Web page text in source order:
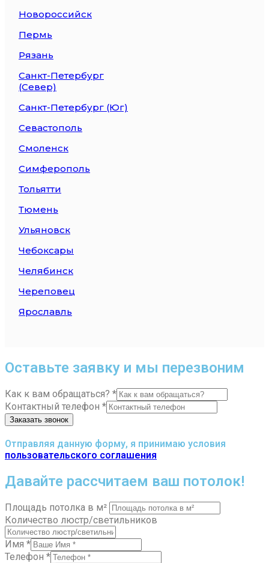
Новороссийск
Пермь
Рязань
Санкт-Петербург
(Север)
Санкт-Петербург (Юг)
Севастополь
Смоленск
Симферополь
Тольятти
Тюмень
Ульяновск
Чебоксары
Челябинск
Череповец
Ярославль
Оставьте заявку и мы перезвоним
Как к вам обращаться? *
Контактный телефон *
Заказать звонок
Отправляя данную форму, я принимаю условия
пользовательского соглашения
Давайте рассчитаем ваш потолок!
Площадь потолка в м²
Количество люстр/светильников
Имя *
Телефон *